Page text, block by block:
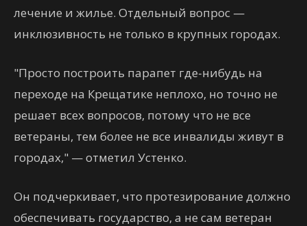
лечение и жилье. Отдельный вопрос —
инклюзивность не только в крупных городах.
"Просто построить парапет где-нибудь на
переходе на Крещатике неплохо, но точно не
решает всех вопросов, потому что не все
ветераны, тем более не все инвалиды живут в
городах," — отметил Устенко.
Он подчеркивает, что протезирование должно
обеспечивать государство, а не сам ветеран